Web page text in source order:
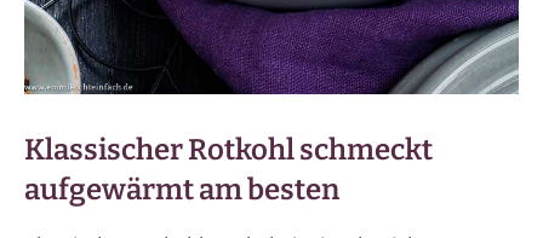
Klassischer Rotkohl schmeckt
aufgewärmt am besten